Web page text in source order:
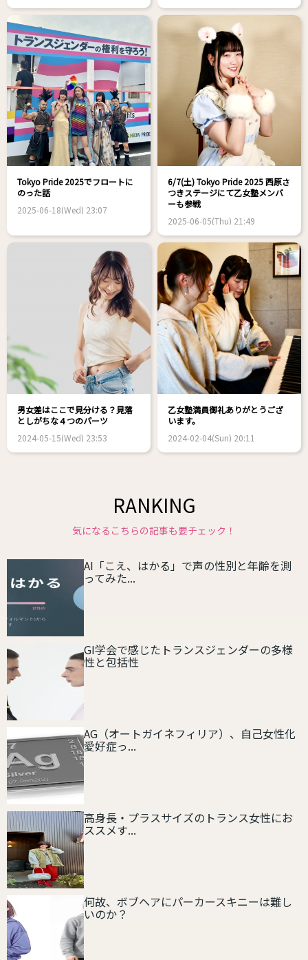
Tokyo Pride 2025でフロートに
のった話
2025-06-18(Wed) 23:07
6/7(土) Tokyo Pride 2025 西原さ
つきステージにて乙女塾メンバ
ーも参戦
2025-06-05(Thu) 21:49
男女差はここで見分ける？見落
としがちな４つのパーツ
2024-05-15(Wed) 23:53
乙女塾満員御礼ありがとうござ
います。
2024-02-04(Sun) 20:11
RANKING
気になるこちらの記事も要チェック！
AI「こえ、はかる」で声の性別と年齢を測
ってみた...
GI学会で感じたトランスジェンダーの多様
性と包括性
AG（オートガイネフィリア）、自己女性化
愛好症っ...
高身長・プラスサイズのトランス女性にお
ススメす...
何故、ボブヘアにパーカースキニーは難し
いのか？